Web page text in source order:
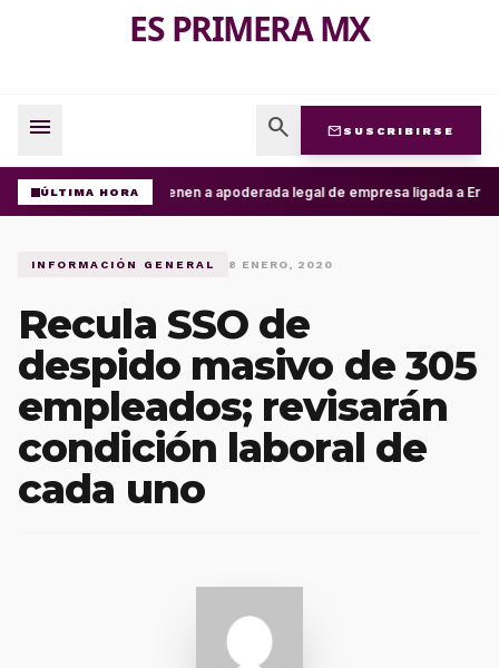
ES PRIMERA MX
menu search mail SUSCRIBIRSE
ÚLTIMA HORADetienen a apoderada legal de empresa ligada a
INFORMACIÓN GENERAL 8 ENERO, 2020
Recula SSO de
despido masivo de 305
empleados; revisarán
condición laboral de
cada uno